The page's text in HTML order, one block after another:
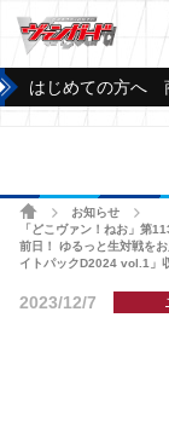
はじめての方へ
ホームお知らせ
「どこヴァン！ねお」第
前日！ ゆるっと生対戦を
イトパックD2024 vol.1」
2023/12/7